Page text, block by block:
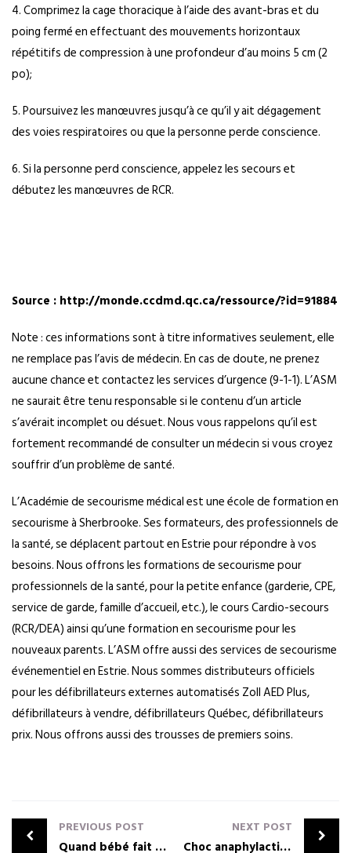
4. Comprimez la cage thoracique à l’aide des avant-bras et du
poing fermé en effectuant des mouvements horizontaux
répétitifs de compression à une profondeur d’au moins 5 cm (2
po);
5. Poursuivez les manœuvres jusqu’à ce qu’il y ait dégagement
des voies respiratoires ou que la personne perde conscience.
6. Si la personne perd conscience, appelez les secours et
débutez les manœuvres de RCR.
Source : http://monde.ccdmd.qc.ca/ressource/?id=91884
Note : ces informations sont à titre informatives seulement, elle
ne remplace pas l’avis de médecin. En cas de doute, ne prenez
aucune chance et contactez les services d’urgence (9-1-1). L’ASM
ne saurait être tenu responsable si le contenu d’un article
s’avérait incomplet ou désuet. Nous vous rappelons qu’il est
fortement recommandé de consulter un médecin si vous croyez
souffrir d’un problème de santé.
L’Académie de secourisme médical est une école de formation en
secourisme à Sherbrooke. Ses formateurs, des professionnels de
la santé, se déplacent partout en Estrie pour répondre à vos
besoins. Nous offrons les formations de secourisme pour
professionnels de la santé, pour la petite enfance (garderie, CPE,
service de garde, famille d’accueil, etc.), le cours Cardio-secours
(RCR/DEA) ainsi qu’une formation en secourisme pour les
nouveaux parents. L’ASM offre aussi des services de secourisme
événementiel en Estrie. Nous sommes distributeurs officiels
pour les défibrillateurs externes automatisés Zoll AED Plus,
défibrillateurs à vendre, défibrillateurs Québec, défibrillateurs
prix. Nous offrons aussi des trousses de premiers soins.
PREVIOUS POST
Quand bébé fait une peur bleue à ses parents : le spasme du sanglot!
NEXT POST
Choc anaphylactique : les Canadiens savent-il comment réagir?